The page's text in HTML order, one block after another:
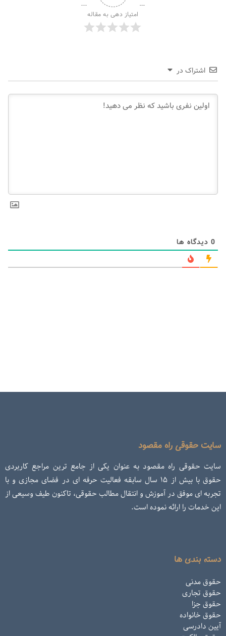
امتیاز دهی به مقاله
اشتراک در
0 دیدگاه ها
سایت حقوقی راه مقصود
سایت حقوقی راه مقصود به عنوان یکی از جامع ترین مراجع کاربردی
حقوق با بیش از ۱۵ سال سابقه فعالیت حرفه ای در فضای مجازی و با
تجربه ای موفق در آموزش و انتقال مطالب حقوقی، تاکنون طیف وسیعی از
این خدمات را ارائه نموده است.
دسته بندی ها
حقوق مدنی
حقوق تجاری
حقوق جزا
حقوق خانواده
آیین دادرسی